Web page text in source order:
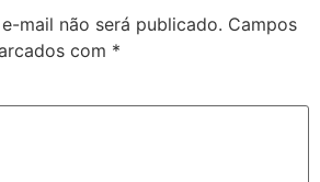
mail não será publicado. Campos
com *